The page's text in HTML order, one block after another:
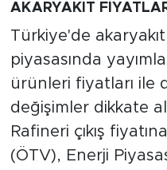
AKARYAKIT
Türkiye'de
piyasasında
ürünleri fiyatları ile
değişimler dikkate
Rafineri çıkış
(ÖTV), Enerji